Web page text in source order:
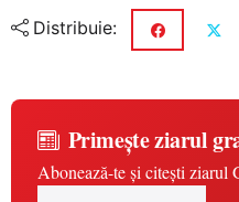
Distribuie:
Primește ziarul
Abonează-te și citești ziarul